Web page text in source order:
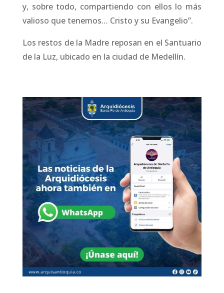
y, sobre todo, compartiendo con ellos lo más
valioso que tenemos… Cristo y su Evangelio”.
Los restos de la Madre reposan en el Santuario
de la Luz, ubicado en la ciudad de Medellín.